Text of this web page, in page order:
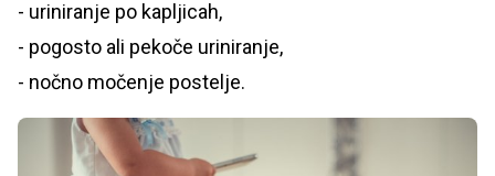
- uriniranje po kapljicah,
- pogosto ali pekoče uriniranje,
- nočno močenje postelje.